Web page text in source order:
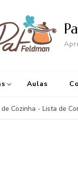
Aulas
Cozinha - Lista de